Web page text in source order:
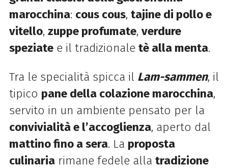
marocchina: cous cous, tajine di pollo e
vitello, zuppe profumate, verdure
speziatee il tradizionale tè alla menta.
Tra le specialità spicca il Lam-sammen, il
tipico pane della colazione marocchina,
servito in un ambiente pensato per la
convivialità e l’accoglienza, aperto dal
mattino fino a sera. La proposta
culinariarimane fedele alla tradizione